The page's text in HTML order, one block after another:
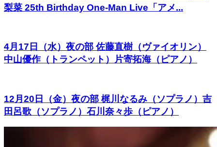
梨菜 25th Birthday One-Man Live「アメ...
4月17日（水）夜の部 佐藤直樹（ヴァイオリン）
中山優作（トランペット）片寄拓海（ピアノ）
12月20日（金）夜の部 梶川なるみ（ソプラノ）吉
田呂歌（ソプラノ）石川奈々歩（ピアノ）